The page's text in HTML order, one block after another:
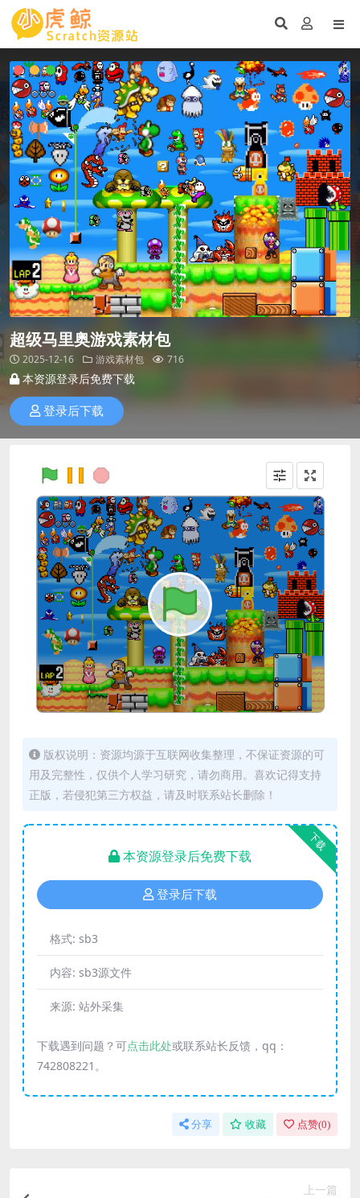
超级马里奥游戏素材包
2025-12-16 游戏素材包 716
本资源登录后免费下载
登录后下载
版权说明：资源均源于互联网收集整理，不保证资源的可
用及完整性，仅供个人学习研究，请勿商用。喜欢记得支持
正版，若侵犯第三方权益，请及时联系站长删除！
下载
本资源登录后免费下载
登录后下载
格式: sb3
内容: sb3源文件
来源: 站外采集
下载遇到问题？可点击此处或联系站长反馈，qq：
742808221。
分享 收藏 点赞(0)
上一篇